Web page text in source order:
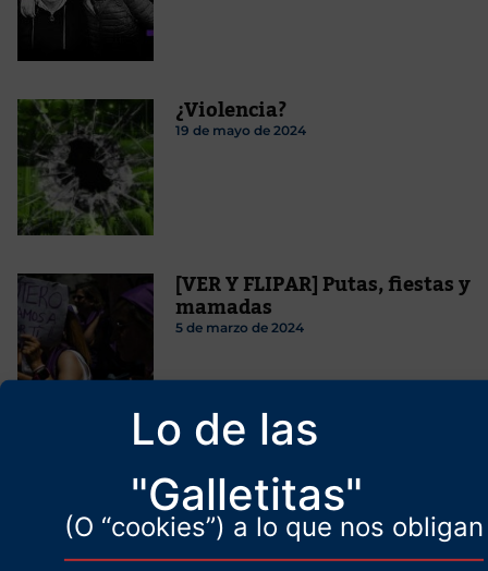
Lo de las
"Galletitas"
(O “cookies”) a lo que nos obligan
¿Violencia?
19 de mayo de 2024
[VER Y FLIPAR] Putas, fiestas y
mamadas
5 de marzo de 2024
Libertad de prensa
2 de mayo de 2024